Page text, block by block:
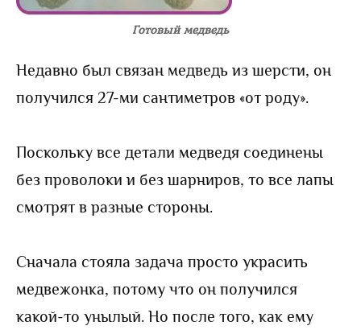
Готовый медведь
Недавно был связан медведь из шерсти, он
получился 27-ми сантиметров «от роду».
Поскольку все детали медведя соединены
без проволоки и без шарниров, то все лапы
смотрят в разные стороны.
Сначала стояла задача просто украсить
медвежонка, потому что он получился
какой-то унылый. Но после того, как ему